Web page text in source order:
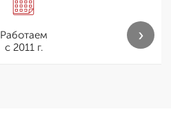
Работаем
с 2011 г.
›